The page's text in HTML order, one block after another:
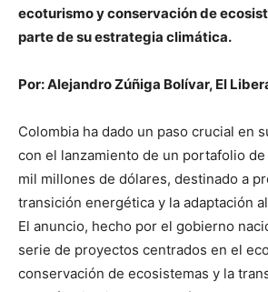
ecoturismo y conservación de
parte de su estrategia climática.
Por: Alejandro Zúñiga Bolívar, El
Colombia ha dado un paso crucial en
con el lanzamiento de un portafolio
mil millones de dólares, destinado a
transición energética y la adaptación
El anuncio, hecho por el gobierno
serie de proyectos centrados en el
conservación de ecosistemas y la